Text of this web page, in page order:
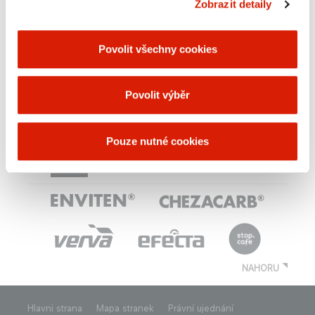
Zobrazit detaily
Povolit všechny cookies
Povolit výběr
Pouze nutné cookies
Archiv
UNIPETROL
NAHORU
Hlavni strana Mapa stranek Právní ujednání